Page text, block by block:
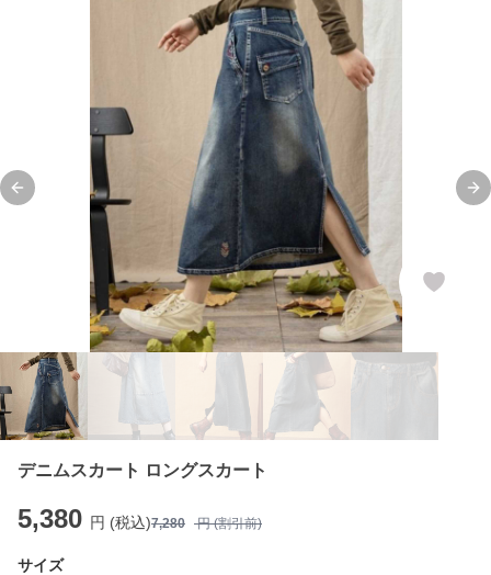
Previous slide
デニムスカート ロングスカート
5,380 円 (税込)7,280 円 (割引前)
サイズ